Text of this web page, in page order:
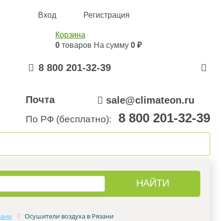
Вход Регистрация
Корзина
0 товаров На сумму 0 ₽
8 800 201-32-39
Почта sale@climateon.ru
По РФ (бесплатно): 8 800 201-32-39
Осушители воздуха в Рязани